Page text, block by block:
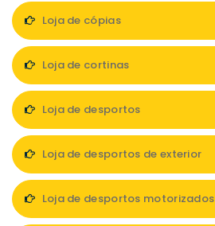
Loja de cópias
Loja de cortinas
Loja de desportos
Loja de desportos de exterior
Loja de desportos motorizados